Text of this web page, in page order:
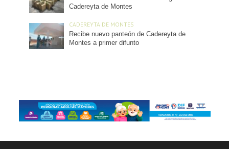
Cadereyta de Montes
CADEREYTA DE MONTES
Recibe nuevo panteón de Cadereyta de
Montes a primer difunto